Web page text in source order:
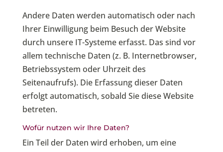
Andere Daten werden automatisch oder nach
Ihrer Einwilligung beim Besuch der Website
durch unsere IT-Systeme erfasst. Das sind vor
allem technische Daten (z. B. Internetbrowser,
Betriebssystem oder Uhrzeit des
Seitenaufrufs). Die Erfassung dieser Daten
erfolgt automatisch, sobald Sie diese Website
betreten.
Wofür nutzen wir Ihre Daten?
Ein Teil der Daten wird erhoben, um eine